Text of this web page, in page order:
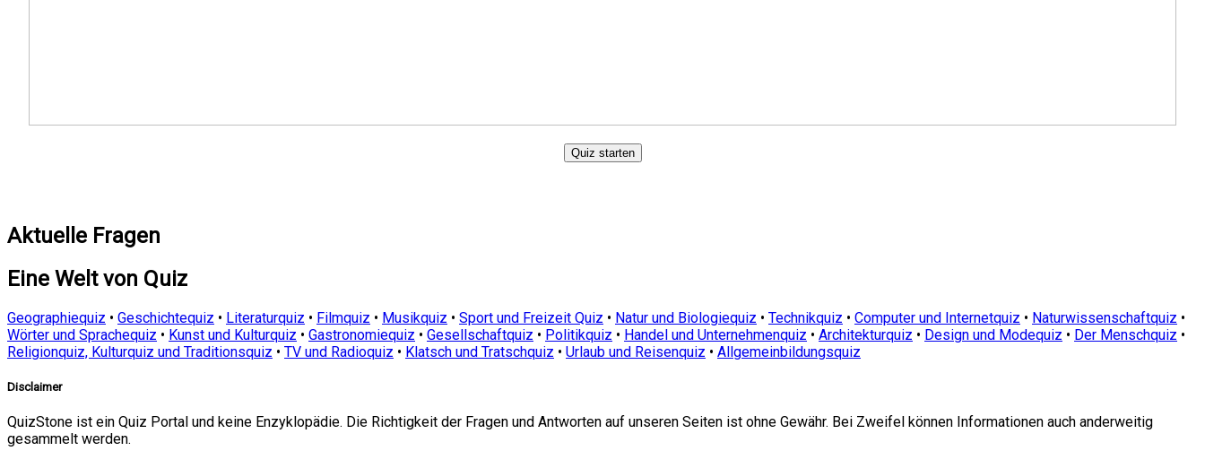
Quiz starten
Aktuelle Fragen
Eine Welt von Quiz
Geographiequiz • Geschichtequiz • Literaturquiz • Filmquiz • Musikquiz • Sport und Freizeit Quiz • Natur und Biologiequiz • Technikquiz • Computer und Internetquiz • Naturwissenschaftquiz •
Wörter und Sprachequiz • Kunst und Kulturquiz • Gastronomiequiz • Gesellschaftquiz • Politikquiz • Handel und Unternehmenquiz • Architekturquiz • Design und Modequiz • Der Menschquiz •
Religionquiz, Kulturquiz und Traditionsquiz • TV und Radioquiz • Klatsch und Tratschquiz • Urlaub und Reisenquiz • Allgemeinbildungsquiz
Disclaimer
QuizStone ist ein Quiz Portal und keine Enzyklopädie. Die Richtigkeit der Fragen und Antworten auf unseren Seiten ist ohne Gewähr. Bei Zweifel können Informationen auch anderweitig
gesammelt werden.